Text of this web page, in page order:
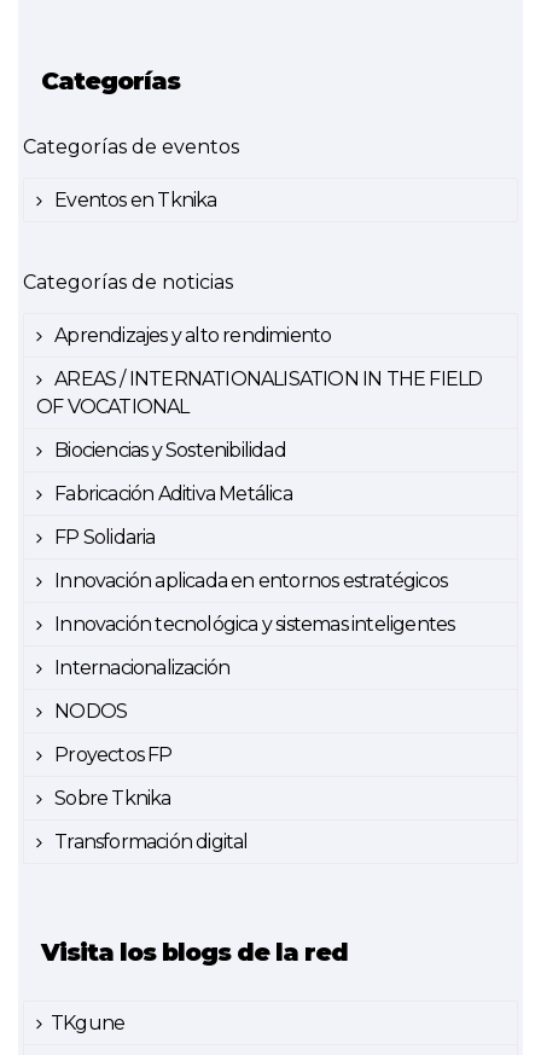
Categorías
Categorías de eventos
Eventos en Tknika
Categorías de noticias
Aprendizajes y alto rendimiento
AREAS / INTERNATIONALISATION IN THE FIELD
OF VOCATIONAL
Biociencias y Sostenibilidad
Fabricación Aditiva Metálica
FP Solidaria
Innovación aplicada en entornos estratégicos
Innovación tecnológica y sistemas inteligentes
Internacionalización
NODOS
Proyectos FP
Sobre Tknika
Transformación digital
Visita los blogs de la red
TKgune